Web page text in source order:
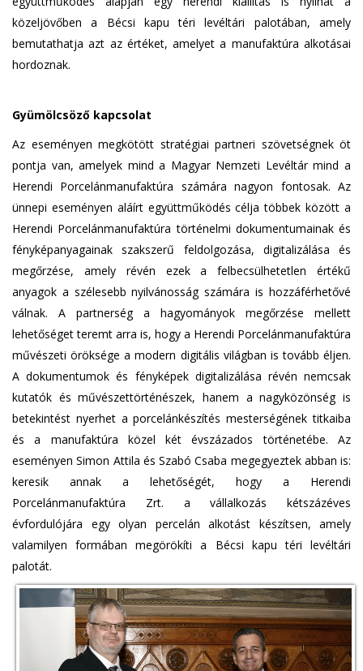
közeljövőben a Bécsi kapu téri levéltári palotában, amely
bemutathatja azt az értéket, amelyet a manufaktúra alkotásai
hordoznak.
Gyümölcsöző kapcsolat
Az eseményen megkötött stratégiai partneri szövetségnek öt
pontja van, amelyek mind a Magyar Nemzeti Levéltár mind a
Herendi Porcelánmanufaktúra számára nagyon fontosak. Az
ünnepi eseményen aláírt együttműködés célja többek között a
Herendi Porcelánmanufaktúra történelmi dokumentumainak és
fényképanyagainak szakszerű feldolgozása, digitalizálása és
megőrzése, amely révén ezek a felbecsülhetetlen értékű
anyagok a szélesebb nyilvánosság számára is hozzáférhetővé
válnak. A partnerség a hagyományok megőrzése mellett
lehetőséget teremt arra is, hogy a Herendi Porcelánmanufaktúra
művészeti öröksége a modern digitális világban is tovább éljen.
A dokumentumok és fényképek digitalizálása révén nemcsak
kutatók és művészettörténészek, hanem a nagyközönség is
betekintést nyerhet a porcelánkészítés mesterségének titkaiba
és a manufaktúra közel két évszázados történetébe. Az
eseményen Simon Attila és Szabó Csaba megegyeztek abban is:
keresik annak a lehetőségét, hogy a Herendi
Porcelánmanufaktúra Zrt. a vállalkozás kétszázéves
évfordulójára egy olyan percelán alkotást készítsen, amely
valamilyen formában megörökíti a Bécsi kapu téri levéltári
palotát.